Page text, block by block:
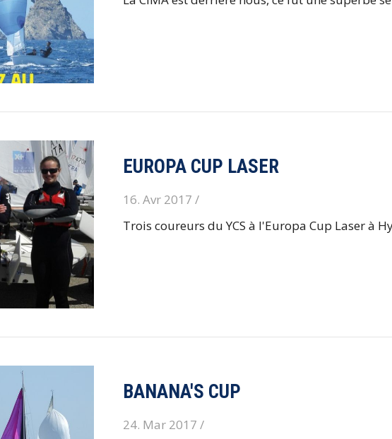
EUROPA CUP LASER
16. Avr 2017 /
Trois coureurs du YCS à l'Europa Cup Laser à
BANANA'S CUP
24. Mar 2017 /